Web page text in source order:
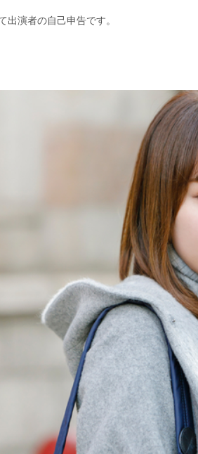
演者の自己申告です。